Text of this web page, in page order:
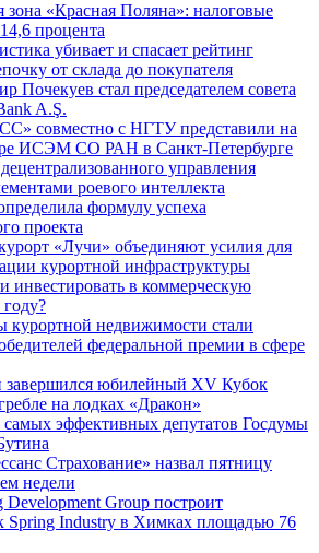
зона «Красная Поляна»: налоговые
процента
убивает и спасает рейтинг
от склада до покупателя
Почекуев стал председателем совета
A.Ş.
совместно с НГТУ представили на
ИСЭМ СО РАН в Санкт-Петербурге
управления
роевого интеллекта
формулу успеха
проекта
«Лучи» объединяют усилия для
курортной инфраструктуры
инвестировать в коммерческую
курортной недвижимости стали
федеральной премии в сфере
завершился юбилейный XV Кубок
на лодках «Дракон»
самых эффективных депутатов Госдумы
Страхование» назвал пятницу
недели
Development Group построит
Spring Industry в Химках площадью 76